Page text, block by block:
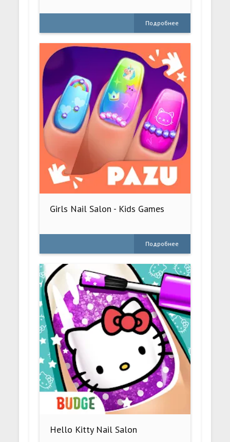
Подробнее
Girls Nail Salon - Kids Games
Подробнее
Hello Kitty Nail Salon